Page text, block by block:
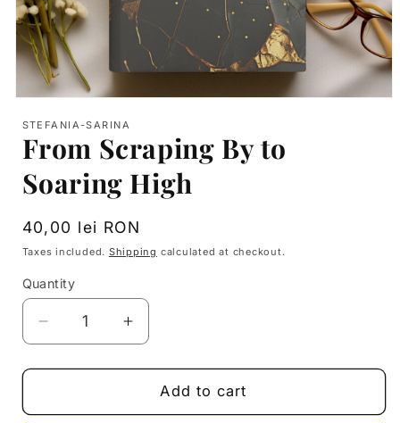
in
modal
STEFANIA-SARINA
From Scraping By to
Soaring High
Regular
price
40,00 lei RON
Taxes included. Shipping calculated at checkout.
Quantity
Decrease
quantity
for
Scraping
Increase
quantity
for
From
Scraping
Add to cart